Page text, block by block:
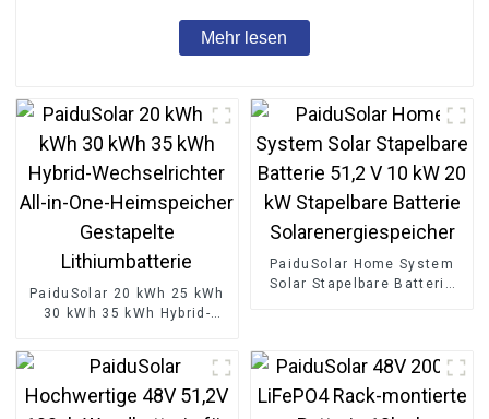
Mehr lesen
PaiduSolar 20 kWh 25 kWh
30 kWh 35 kWh Hybrid-
Lithiumbatterie
PaiduSolar Home System
Solar Stapelbare Batterie